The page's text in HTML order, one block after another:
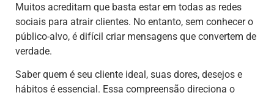
Muitos acreditam que basta estar em todas as redes
sociais para atrair clientes. No entanto, sem conhecer o
público-alvo, é difícil criar mensagens que convertem de
verdade.
Saber quem é seu cliente ideal, suas dores, desejos e
hábitos é essencial. Essa compreensão direciona o